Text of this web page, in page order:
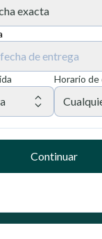
exacta
de entrega
Horario
Continuar